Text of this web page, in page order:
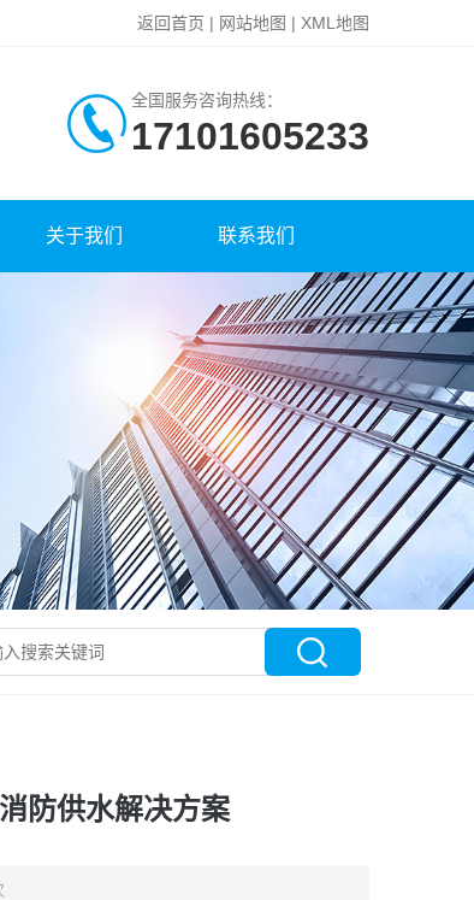
返回首页 | 网站地图 | XML地图
全国服务咨询热线：
17101605233
关于我们 联系我们
防供水解决方案